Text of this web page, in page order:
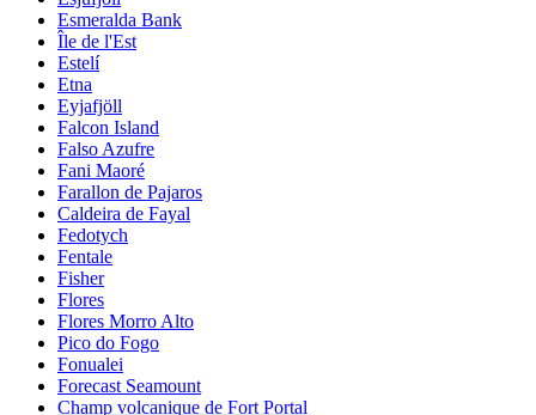
Esmeralda Bank
Île de l'Est
Estelí
Etna
Eyjafjöll
Falcon Island
Falso Azufre
Fani Maoré
Farallon de Pajaros
Caldeira de Fayal
Fedotych
Fentale
Fisher
Flores
Flores Morro Alto
Pico do Fogo
Fonualei
Forecast Seamount
Champ volcanique de Fort Portal